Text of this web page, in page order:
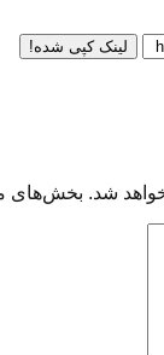
لینک کپی شده!
شد. بخش‌های